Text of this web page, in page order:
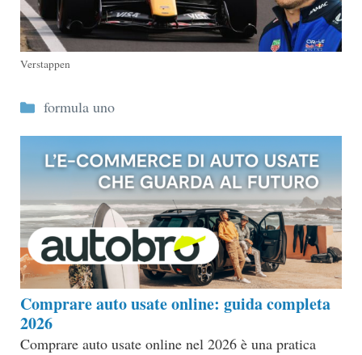
Verstappen
Categorie
formula uno
Comprare auto usate online: guida completa
2026
Comprare auto usate online nel 2026 è una pratica